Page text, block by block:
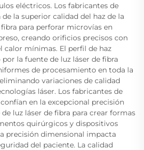
eléctricos. Los fabricantes de
la superior calidad del haz de la
para perforar microvías en
creando orificios precisos con
calor mínimas. El perfil de haz
la fuente de luz láser de fibra
de procesamiento en toda la
variaciones de calidad
láser. Los fabricantes de
en la excepcional precisión
luz láser de fibra para crear formas
quirúrgicos y dispositivos
precisión dimensional impacta
del paciente. La calidad